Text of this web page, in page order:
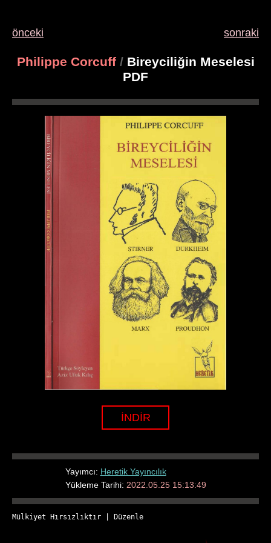
önceki sonraki
Philippe Corcuff /Bireyciliğin Meselesi
PDF
İNDİR
Yayımcı: Heretik Yayıncılık
Yükleme Tarihi: 2022.05.25 15:13:49
Mülkiyet Hırsızlıktır Düzenle